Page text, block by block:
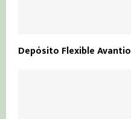
Depósito Flexible Avantio